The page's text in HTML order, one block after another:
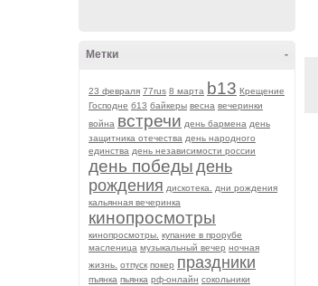
-
Метки
23 февраля 77rus 8 марта b13 Крещение
Господне б13 байкеры весна вечеринки
война встречи день бармена день
защитника отечества день народного
единства день независимости россии
день победы день
рождения дискотека.
дни рождения
кальянная вечеринка
кинопросмотры
кинопросмотры. купание в прорубе
масленица музыкальный вечер ночная
жизнь. отпуск покер праздники
пъянка пьянка рф-онлайн сокольники